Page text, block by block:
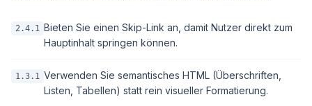
2.4.1 Bieten Sie einen Skip-Link an, damit Nutzer direkt zum
Hauptinhalt springen können.
1.3.1 Verwenden Sie semantisches HTML (Überschriften,
Listen, Tabellen) statt rein visueller Formatierung.